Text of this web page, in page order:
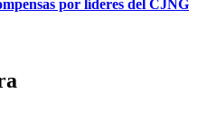
por líderes del CJNG